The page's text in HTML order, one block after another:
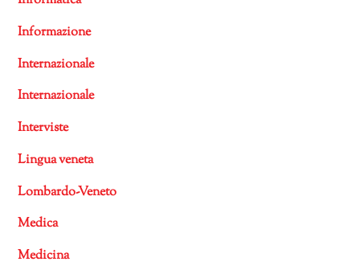
Informazione
Internazionale
Internazionale
Interviste
Lingua veneta
Lombardo-Veneto
Medica
Medicina